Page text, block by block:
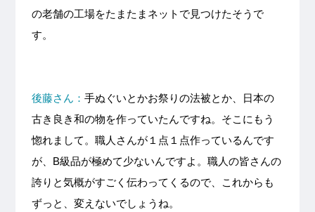
の老舗の工場をたまたまネットで見つけたそうで
す。
後藤さん： 手ぬぐいとかお祭りの法被とか、日本の
古き良き和の物を作っていたんですね。そこにもう
惚れまして。職人さんが１点１点作っているんです
が、B級品が極めて少ないんですよ。職人の皆さんの
誇りと気概がすごく伝わってくるので、これからも
ずっと、変えないでしょうね。